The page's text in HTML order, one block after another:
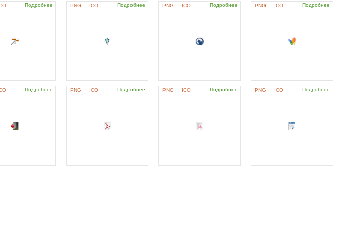
Подробнее PNG ICO Подробнее PNG ICO Подробнее PNG ICO Подробнее
Подробнее PNG ICO Подробнее PNG ICO Подробнее PNG ICO Подробнее